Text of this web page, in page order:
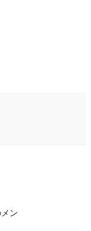
ン